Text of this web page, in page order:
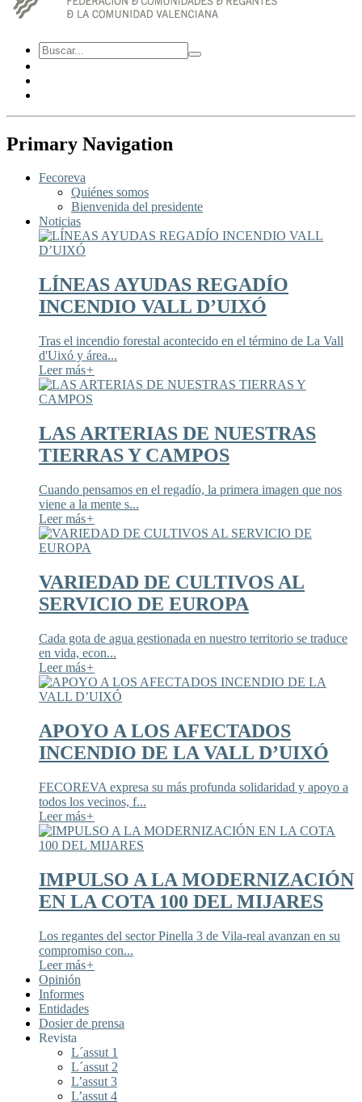
Primary Navigation
Fecoreva
Quiénes somos
Bienvenida del presidente
Noticias
LÍNEAS AYUDAS REGADÍO
INCENDIO VALL D’UIXÓ
Tras el incendio forestal acontecido en el término de La Vall
d'Uixó y área...
Leer más+
LAS ARTERIAS DE NUESTRAS
TIERRAS Y CAMPOS
Cuando pensamos en el regadío, la primera imagen que nos
viene a la mente s...
Leer más+
VARIEDAD DE CULTIVOS AL
SERVICIO DE EUROPA
Cada gota de agua gestionada en nuestro territorio se traduce
en vida, econ...
Leer más+
APOYO A LOS AFECTADOS
INCENDIO DE LA VALL D’UIXÓ
FECOREVA expresa su más profunda solidaridad y apoyo a
todos los vecinos, f...
Leer más+
IMPULSO A LA MODERNIZACIÓN
EN LA COTA 100 DEL MIJARES
Los regantes del sector Pinella 3 de Vila-real avanzan en su
compromiso con...
Leer más+
Opinión
Informes
Entidades
Dosier de prensa
Revista
L´assut 1
L´assut 2
L’assut 3
L’assut 4